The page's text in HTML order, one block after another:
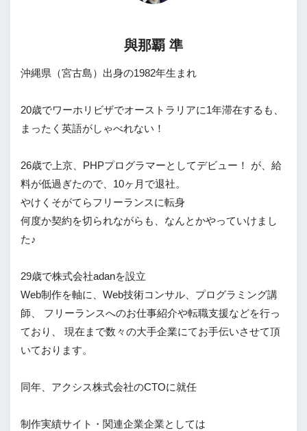
與那覇 準
沖縄県（宮古島）出身の1982年生まれ
20歳でワーホリビザでオーストラリアに1年滞在するも、
まったく英語がしゃべれない！
26歳で上京、PHPプログラマーとしてデビュー！ が、給
料が低過ぎたので、10ヶ月で退社。
やけくそがてらフリーランスに転身
何度か契約を切られながらも、なんとかやっていけまし
た♪
29歳で株式会社adanを設立
Web制作を軸に、Web技術コンサル、プログラミング講
師、 フリーランスへのお仕事紹介や転職支援などを行っ
ており、 現在まで数々の大手企業にてお手伝いさせて頂
いております。
同年、アクシス株式会社のCTOに就任
制作実績サイト・関連企業企業としては